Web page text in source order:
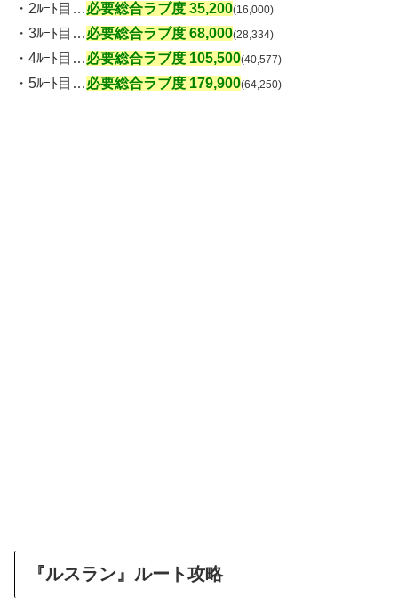
・2ﾙｰﾄ目…必要総合ラブ度 35,200(16,000)
・3ﾙｰﾄ目…必要総合ラブ度 68,000(28,334)
・4ﾙｰﾄ目…必要総合ラブ度 105,500(40,577)
・5ﾙｰﾄ目…必要総合ラブ度 179,900(64,250)
『ルスラン』ルート攻略